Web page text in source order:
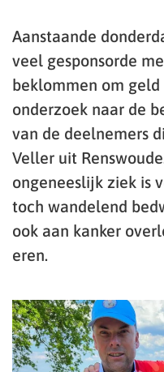
Aanstaande
veel gesponsorde
beklommen om
onderzoek naar de
van de deelnemers
Veller uit
ongeneeslijk ziek is
toch wandelend
ook aan kanker
eren.